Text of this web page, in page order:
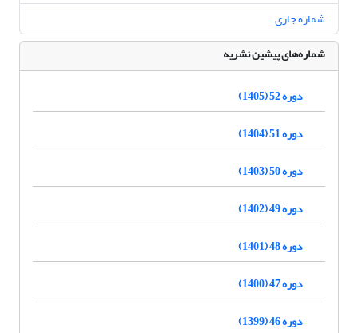
شماره جاری
شماره‌های پیشین نشریه
دوره 52 (1405)
دوره 51 (1404)
دوره 50 (1403)
دوره 49 (1402)
دوره 48 (1401)
دوره 47 (1400)
دوره 46 (1399)